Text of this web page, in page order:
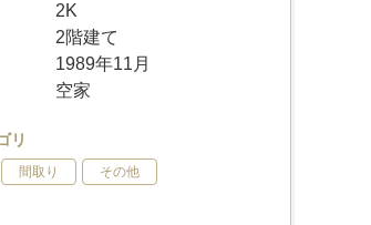
2K
2階建て
1989年11月
空家
リ
間取り その他